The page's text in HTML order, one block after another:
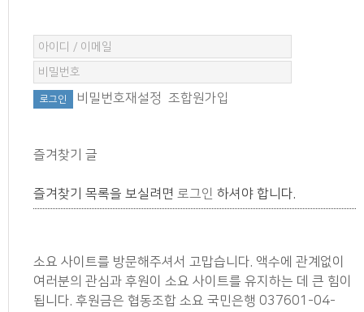
비밀번호재설정 조합원가입
즐겨찾기 글
즐겨찾기 목록을 보실려면 로그인 하셔야 합니다.
소요 사이트를 방문해주셔서 고맙습니다. 액수에 관계없이
여러분의 관심과 후원이 소요 사이트를 유지하는 데 큰 힘이
됩니다. 후원금은 협동조합 소요 국민은행 037601-04-